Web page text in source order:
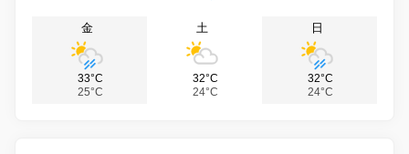
金
33°C
25°C
土
32°C
24°C
日
32°C
24°C